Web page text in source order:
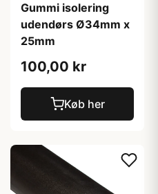
Gummi isolering
udendørs Ø34mm x
25mm
100,00 kr
Køb her